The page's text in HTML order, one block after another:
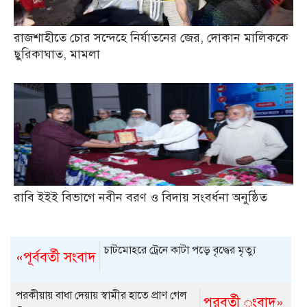
রাজশাহীতে চোর সন্দেহে নির্যাতনের জের, দোকান মালিককে
ছুরিকাঘাত, মামলা
রাবি ইইই বিভাগে নবীন বরণ ও বিদায় সংবর্ধনা অনুষ্ঠিত
«পূর্ববর্তী সংবাদ চাটমোহরে ট্রেনে কাটা পড়ে বৃদ্ধের মৃত্যু
পরবর্তী ংবাদ»
পরকীয়ায় বাধা দেয়ায় স্বামীর হাতে প্রাণ গেল